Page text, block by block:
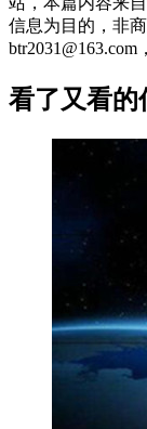
信息为目的，非
btr2031@163.com
看了又看的